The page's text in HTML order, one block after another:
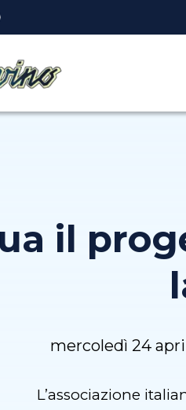
il
mercoledì 24
L’associazione